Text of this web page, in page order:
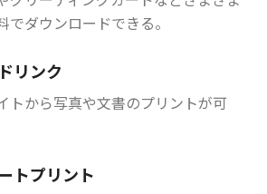
ダウンロードできる。
リンク
トから写真や文書のプリントが可
トプリント